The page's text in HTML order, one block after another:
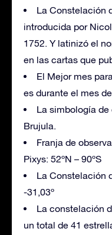
La Constelación
introducida por
1752. Y latinizó el
en las cartas que
El Mejor mes
es durante el mes
La simbología
Brujula.
Franja de
Pixys: 52ºN – 90ºS
La Constelación
-31,03º
La constelación
un total de 41